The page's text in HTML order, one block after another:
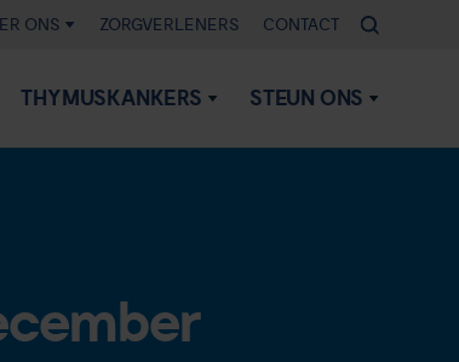
ONS ZORGVERLENERS CONTACT
THYMUSKANKERS STEUN ONS